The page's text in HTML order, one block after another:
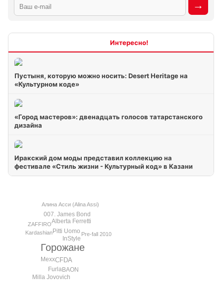
Пустыня, которую можно носить: Desert Heritage на
«Культурном коде»
«Город мастеров»: двенадцать голосов татарстанского
дизайна
Иракский дом моды представил коллекцию на
фестивале «Стиль жизни - Культурный код» в Казани
Горожане
CFDA
InStyle
Pitti Uomo
Furla
Mexx
Alberta Ferretti
007. James Bond
Milla Jovovich
BAON
Алина Асси (Alina Assi)
Pre-fall 2010
Kardashian
ZAFFIRO